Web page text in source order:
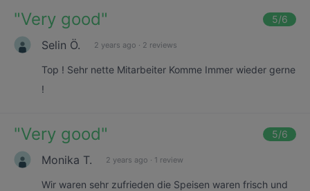
"Very good" 5/6
Selin Ö. 2 years ago · 2 reviews
Top ! Sehr nette Mitarbeiter Komme Immer wieder gerne
!
"Very good" 5/6
Monika T. 2 years ago · 1 review
Wir waren sehr zufrieden die Speisen waren frisch und